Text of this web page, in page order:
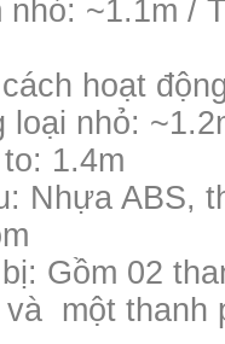
nhỏ: ~1.1m /
hoạt
loại nhỏ:
1.4m
Nhựa ABS,
Gồm 02
và một thanh